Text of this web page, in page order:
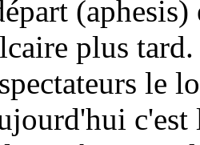
plus
le
c'est